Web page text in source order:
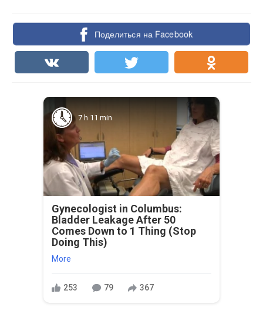
Поделиться на Facebook
7 h 11 min
Gynecologist in Columbus:
Bladder Leakage After 50
Comes Down to 1 Thing (Stop
Doing This)
More
253 79 367